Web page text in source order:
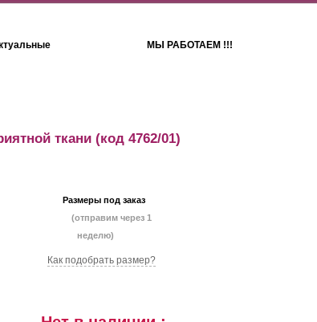
МЫ РАБОТАЕМ !!!
ткани (код 4762/01)
Размеры под заказ
(отправим через 1
неделю)
Как подобрать размер?